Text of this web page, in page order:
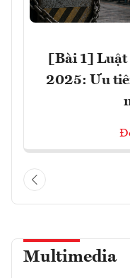
[Bài 1]
2025: Ưu
Multimedia